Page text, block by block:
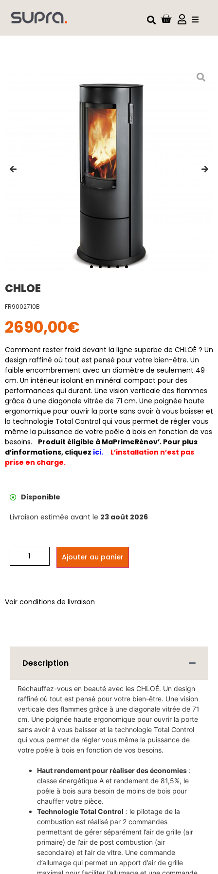
CHLOE
FR9002710B
2690,00€
Comment rester froid devant la ligne superbe de CHLOÉ ? Un
design raffiné où tout est pensé pour votre bien-être. Un
faible encombrement avec un diamètre de seulement 49
cm. Un intérieur isolant en minéral compact pour des
performances qui durent. Une vision verticale des flammes
grâce à une diagonale vitrée de 71 cm. Une poignée haute
ergonomique pour ouvrir la porte sans avoir à vous baisser et
la technologie Total Control qui vous permet de régler vous
même la puissance de votre poêle à bois en fonction de vos
besoins. Produit éligible à MaPrimeRénov’. Pour plus
d’informations, cliquez ici.
L’installation n’est pas
prise en charge.
Disponible
Livraison estimée avant le 23 août 2026
Ajouter au panier
Voir conditions de livraison
Description
Réchauffez-vous en beauté avec les CHLOÉ. Un design
raffiné où tout est pensé pour votre bien-être. Une vision
verticale des flammes grâce à une diagonale vitrée de 71
cm. Une poignée haute ergonomique pour ouvrir la porte
sans avoir à vous baisser et la technologie Total Control
qui vous permet de régler vous même la puissance de
votre poêle à bois en fonction de vos besoins.
Haut rendement pour réaliser des économies :
classe énergétique A et rendement de 81,5%, le
poêle à bois aura besoin de moins de bois pour
chauffer votre pièce.
Technologie Total Control : le pilotage de la
combustion est réalisé par 2 commandes
permettant de gérer séparément l’air de grille (air
primaire) de l’air de post combustion (air
secondaire) et l’air de vitre. Une commande
d’allumage qui permet un apport d’air de grille